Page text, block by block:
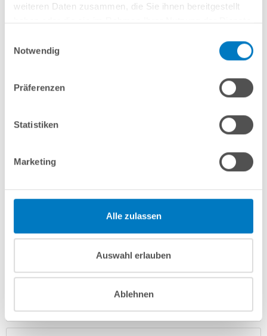
weiteren Daten zusammen, die Sie ihnen bereitgestellt
Notwendig
Präferenzen
Statistiken
Marketing
Alle zulassen
Auswahl erlauben
Ablehnen
info(at)poolsana.de Anfrageformular